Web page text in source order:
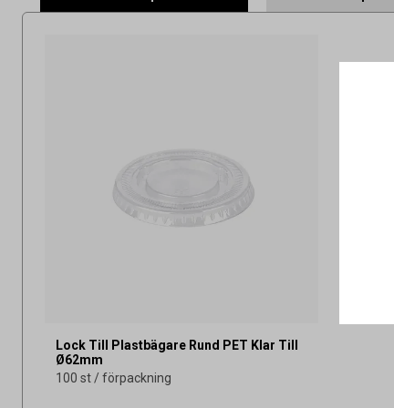
Lock Till Plastbägare Rund PET Klar Till
Ø62mm
100 st / förpackning